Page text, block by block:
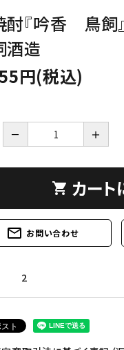
酎『吟香 鳥飼
酒造
円(税込)
－ ＋
shopping_cart カート
mail_outline お問い合わせ
2